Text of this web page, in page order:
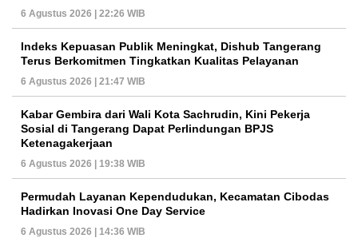
6 Agustus 2026 | 22:26 WIB
Indeks Kepuasan Publik Meningkat, Dishub Tangerang
Terus Berkomitmen Tingkatkan Kualitas Pelayanan
6 Agustus 2026 | 21:47 WIB
Kabar Gembira dari Wali Kota Sachrudin, Kini Pekerja
Sosial di Tangerang Dapat Perlindungan BPJS
Ketenagakerjaan
6 Agustus 2026 | 19:38 WIB
Permudah Layanan Kependudukan, Kecamatan Cibodas
Hadirkan Inovasi One Day Service
6 Agustus 2026 | 14:36 WIB